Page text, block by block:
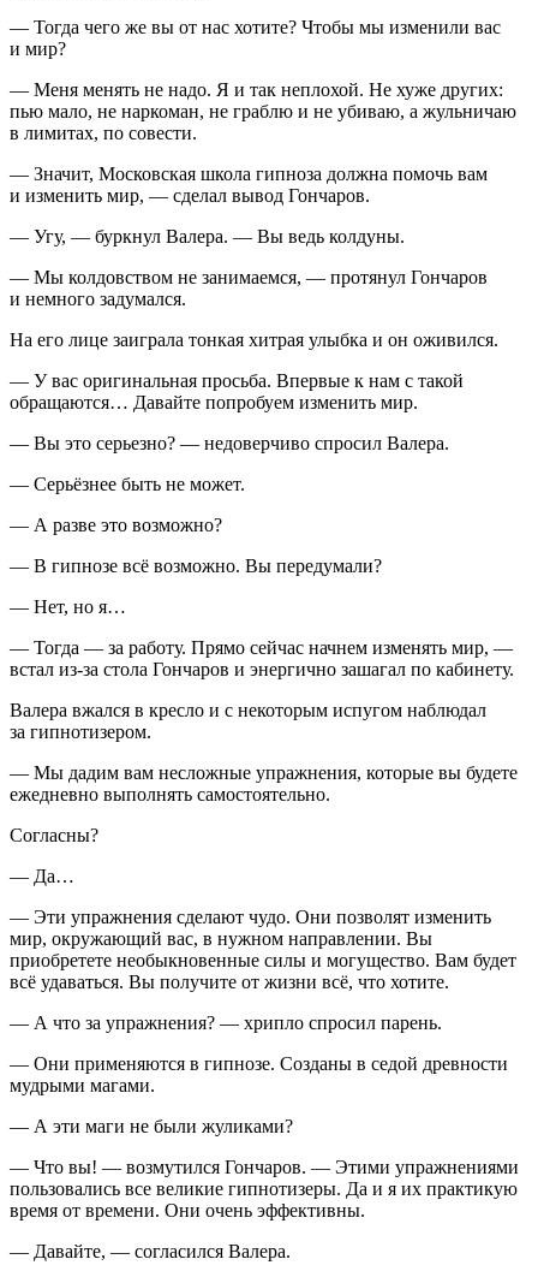
— Тогда чего же вы от нас хотите? Чтобы мы изменили вас
и мир?
— Меня менять не надо. Я и так неплохой. Не хуже других:
пью мало, не наркоман, не граблю и не убиваю, а жульничаю
в лимитах, по совести.
— Значит, Московская школа гипноза должна помочь вам
и изменить мир, — сделал вывод Гончаров.
— Угу, — буркнул Валера. — Вы ведь колдуны.
— Мы колдовством не занимаемся, — протянул Гончаров
и немного задумался.
На его лице заиграла тонкая хитрая улыбка и он оживился.
— У вас оригинальная просьба. Впервые к нам с такой
обращаются… Давайте попробуем изменить мир.
— Вы это серьезно? — недоверчиво спросил Валера.
— Серьёзнее быть не может.
— А разве это возможно?
— В гипнозе всё возможно. Вы передумали?
— Нет, но я…
— Тогда — за работу. Прямо сейчас начнем изменять мир, —
встал из-за стола Гончаров и энергично зашагал по кабинету.
Валера вжался в кресло и с некоторым испугом наблюдал
за гипнотизером.
— Мы дадим вам несложные упражнения, которые вы будете
ежедневно выполнять самостоятельно.
Согласны?
— Да…
— Эти упражнения сделают чудо. Они позволят изменить
мир, окружающий вас, в нужном направлении. Вы
приобретете необыкновенные силы и могущество. Вам будет
всё удаваться. Вы получите от жизни всё, что хотите.
— А что за упражнения? — хрипло спросил парень.
— Они применяются в гипнозе. Созданы в седой древности
мудрыми магами.
— А эти маги не были жуликами?
— Что вы! — возмутился Гончаров. — Этими упражнениями
пользовались все великие гипнотизеры. Да и я их практикую
время от времени. Они очень эффективны.
— Давайте, — согласился Валера.